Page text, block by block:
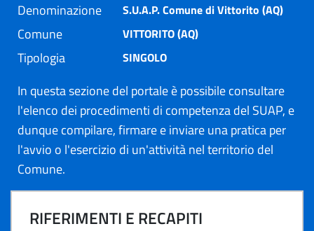
Denominazione S.U.A.P. Comune di Vittorito (AQ)
Comune VITTORITO (AQ)
Tipologia SINGOLO
In questa sezione del portale è possibile consultare
l'elenco dei procedimenti di competenza del SUAP, e
dunque compilare, firmare e inviare una pratica per
l'avvio o l'esercizio di un'attività nel territorio del
Comune.
RIFERIMENTI E RECAPITI